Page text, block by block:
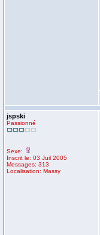
jspski
Passionné
Sexe:
Inscrit le: 03 Juil 2005
Messages: 313
Localisation: Massy